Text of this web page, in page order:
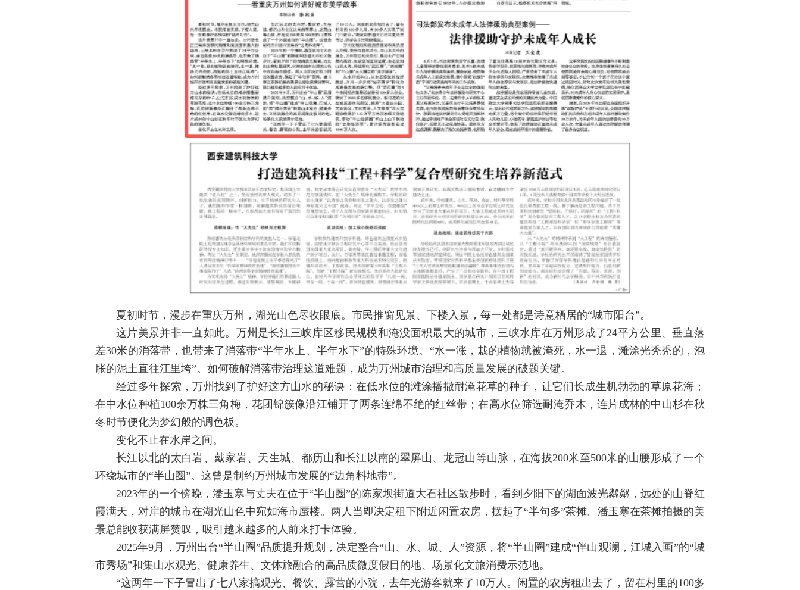
夏初时节，漫步在重庆万州，湖光山色尽收眼底。市民推窗见景、下楼入景，每一处都是诗意栖居的“城市阳台”。
这片美景并非一直如此。万州是长江三峡库区移民规模和淹没面积最大的城市，三峡水库在万州形成了24平方公里、垂直落
差30米的消落带，也带来了消落带“半年水上、半年水下”的特殊环境。“水一涨，栽的植物就被淹死，水一退，滩涂光秃秃的，泡
胀的泥土直往江里垮”。如何破解消落带治理这道难题，成为万州城市治理和高质量发展的破题关键。
经过多年探索，万州找到了护好这方山水的秘诀：在低水位的滩涂播撒耐淹花草的种子，让它们长成生机勃勃的草原花海；
在中水位种植100余万株三角梅，花团锦簇像沿江铺开了两条连绵不绝的红丝带；在高水位筛选耐淹乔木，连片成林的中山杉在秋
冬时节便化为梦幻般的调色板。
变化不止在水岸之间。
长江以北的太白岩、戴家岩、天生城、都历山和长江以南的翠屏山、龙冠山等山脉，在海拔200米至500米的山腰形成了一个
环绕城市的“半山圈”。这曾是制约万州城市发展的“边角料地带”。
2023年的一个傍晚，潘玉寒与丈夫在位于“半山圈”的陈家坝街道大石社区散步时，看到夕阳下的湖面波光粼粼，远处的山脊红
霞满天，对岸的城市在湖光山色中宛如海市蜃楼。两人当即决定租下附近闲置农房，摆起了“半句多”茶摊。潘玉寒在茶摊拍摄的美
景总能收获满屏赞叹，吸引越来越多的人前来打卡体验。
2025年9月，万州出台“半山圈”品质提升规划，决定整合“山、水、城、人”资源，将“半山圈”建成“伴山观澜，江城入画”的“城
市秀场”和集山水观光、健康养生、文体旅融合的高品质微度假目的地、场景化文旅消费示范地。
“这两年一下子冒出了七八家搞观光、餐饮、露营的小院，去年光游客就来了10万人。闲置的农房租出去了，留在村里的100多